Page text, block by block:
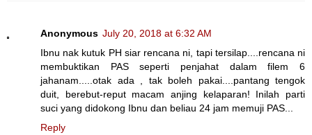
Anonymous July 20, 2018 at 6:32 AM
Ibnu nak kutuk PH siar rencana ni, tapi tersilap....rencana ni
membuktikan PAS seperti penjahat dalam filem 6
jahanam.....otak ada , tak boleh pakai....pantang tengok
duit, berebut-reput macam anjing kelaparan! Inilah parti
suci yang didokong Ibnu dan beliau 24 jam memuji PAS...
Reply